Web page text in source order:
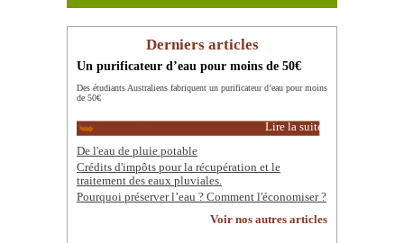
Derniers articles
Un purificateur d’eau pour moins de 50€
Des étudiants Australiens fabriquent un purificateur d’eau pour moins
de 50€
Lire la suite
De l'eau de pluie potable
Crédits d'impôts pour la récupération et le
traitement des eaux pluviales.
Pourquoi préserver l’eau ? Comment l'économiser ?
Voir nos autres articles